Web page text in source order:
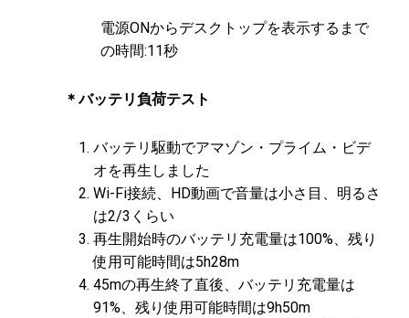
電源ONからデスクトップを表示するまで
の時間:11秒
＊バッテリ負荷テスト
バッテリ駆動でアマゾン・プライム・ビデ
オを再生しました
Wi-Fi接続、HD動画で音量は小さ目、明るさ
は2/3くらい
再生開始時のバッテリ充電量は100%、残り
使用可能時間は5h28m
45mの再生終了直後、バッテリ充電量は
91%、残り使用可能時間は9h50m